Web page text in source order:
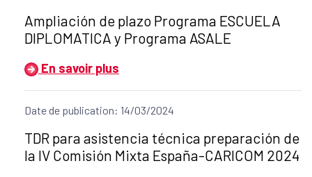
Título del anuncio:
Ampliación de plazo Programa ESCUELA
DIPLOMATICA y Programa ASALE
En savoir plus
Date de publication: 14/03/2024
Título del anuncio:
TDR para asistencia técnica preparación de
la IV Comisión Mixta España-CARICOM 2024